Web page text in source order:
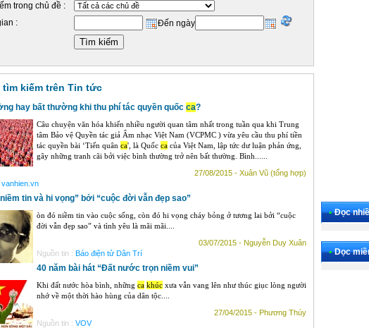
trong chủ đề :
:
Đến ngày
tìm kiếm trên Tin tức
hay bất thường khi thu phí tác quyền quốc ca?
Câu chuyện văn hóa khiến nhiều người quan tâm nhất trong tuần qua khi Trung
tâm Bảo vệ Quyền tác giả Âm nhạc Việt Nam (VCPMC ) vừa yêu cầu thu phí tiền
tác quyền bài ‘Tiến quân ca', là Quốc ca của Việt Nam, lập tức dư luận phản ứng,
gây những tranh cãi bởi việc bình thường trở nên bất thường. Bình......
27/08/2015 - Xuân Vũ (tổng hợp)
vanhien.vn
tin và hi vọng” bởi “cuộc đời vẫn đẹp sao”
òn đó niềm tin vào cuộc sống, còn đó hi vọng cháy bỏng ở tương lai bởi “cuộc
đời vẫn đẹp sao” và tình yêu là mãi mãi....
03/07/2015 - Nguyễn Duy Xuân
Nguồn tin : Báo điện tử Dân Trí
40 năm bài hát “Đất nước trọn niềm vui”
Khi đất nước hòa bình, những ca khúc xưa vẫn vang lên như thúc giục lòng người
nhớ về một thời hào hùng của dân tộc....
27/04/2015 - Phương Thúy
Nguồn tin : VOV
• Đọc
• Dọc